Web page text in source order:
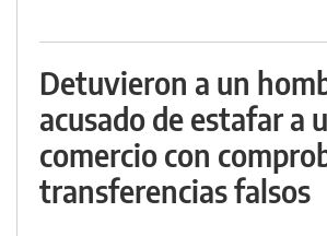
Detuvieron a un
acusado de estafar a
comercio con
transferencias falsos